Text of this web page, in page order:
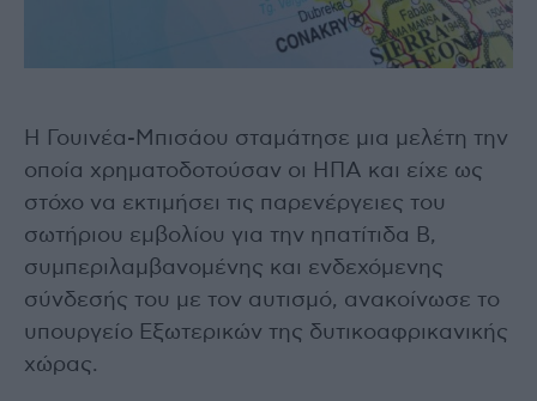
Η Γουινέα-Μπισάου σταμάτησε μια μελέτη την
οποία χρηματοδοτούσαν οι ΗΠΑ και είχε ως
στόχο να εκτιμήσει τις παρενέργειες του
σωτήριου εμβολίου για την ηπατίτιδα Β,
συμπεριλαμβανομένης και ενδεχόμενης
σύνδεσής του με τον αυτισμό, ανακοίνωσε το
υπουργείο Εξωτερικών της δυτικοαφρικανικής
χώρας.